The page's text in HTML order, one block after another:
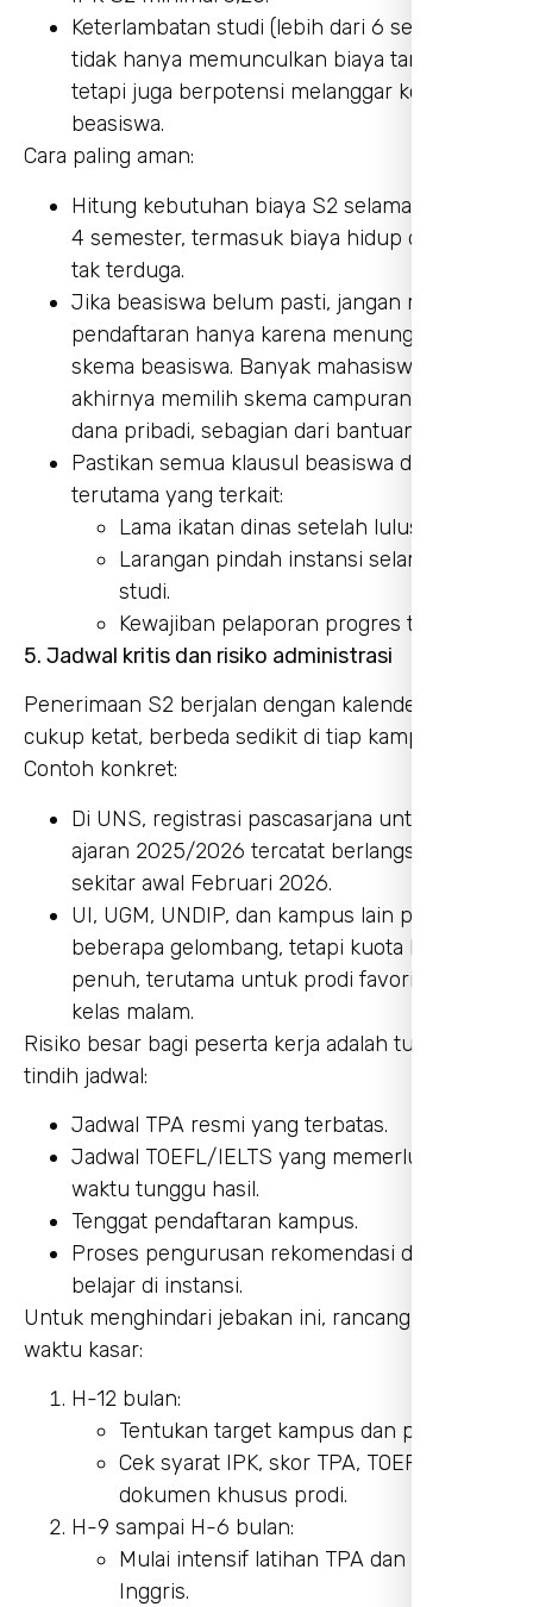
Keterlambatan studi (lebih dari 6 semester)
tidak hanya memunculkan biaya tambahan,
tetapi juga berpotensi melanggar kontrak
beasiswa.
Cara paling aman:
Hitung kebutuhan biaya S2 selama minimal
4 semester, termasuk biaya hidup dan biaya
tak terduga.
Jika beasiswa belum pasti, jangan menunda
pendaftaran hanya karena menunggu satu
skema beasiswa. Banyak mahasiswa yang
akhirnya memilih skema campuran: sebagian
dana pribadi, sebagian dari bantuan instansi.
Pastikan semua klausul beasiswa dipahami,
terutama yang terkait:
Lama ikatan dinas setelah lulus.
Larangan pindah instansi selama masa
studi.
Kewajiban pelaporan progres tesis.
5. Jadwal kritis dan risiko administrasi
Penerimaan S2 berjalan dengan kalender yang
cukup ketat, berbeda sedikit di tiap kampus.
Contoh konkret:
Di UNS, registrasi pascasarjana untuk tahun
ajaran 2025/2026 tercatat berlangsung
sekitar awal Februari 2026.
UI, UGM, UNDIP, dan kampus lain punya
beberapa gelombang, tetapi kuota bisa cepat
penuh, terutama untuk prodi favorit dan
kelas malam.
Risiko besar bagi peserta kerja adalah tumpang
tindih jadwal:
Jadwal TPA resmi yang terbatas.
Jadwal TOEFL/IELTS yang memerlukan
waktu tunggu hasil.
Tenggat pendaftaran kampus.
Proses pengurusan rekomendasi dan izin
belajar di instansi.
Untuk menghindari jebakan ini, rancang garis
waktu kasar:
H-12 bulan:
Tentukan target kampus dan prodi.
Cek syarat IPK, skor TPA, TOEFL, dan
dokumen khusus prodi.
H-9 sampai H-6 bulan:
Mulai intensif latihan TPA dan bahasa
Inggris.